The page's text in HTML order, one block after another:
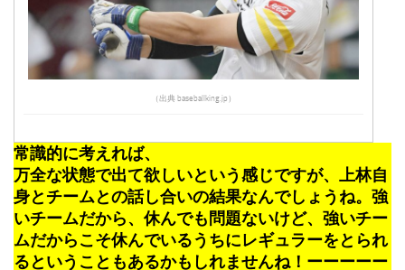
（出典 baseballking.jp）
常識的に考えれば、
万全な状態で出て欲しいという感じですが、上林自
身とチームとの話し合いの結果なんでしょうね。強
いチームだから、休んでも問題ないけど、強いチー
ムだからこそ休んでいるうちにレギュラーをとられ
るということもあるかもしれませんね！ーーーーー